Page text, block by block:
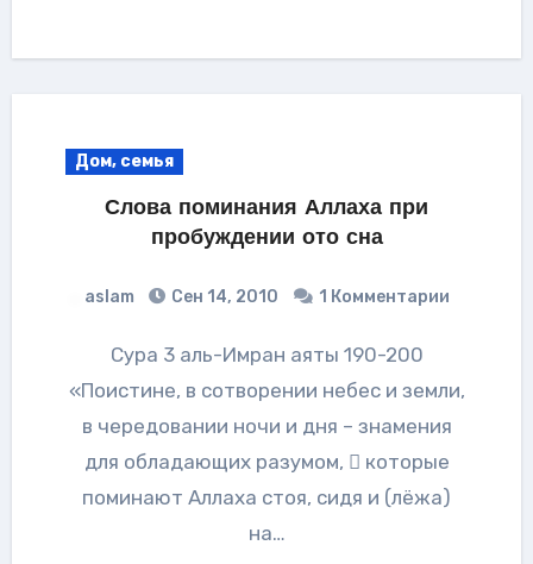
Дом, семья
Слова поминания Аллаха при
пробуждении ото сна
aslam Сен 14, 2010 1 Комментарии
Сура 3 аль-Имран аяты 190-200
«Поистине, в сотворении небес и земли,
в чередовании ночи и дня – знамения
для обладающих разумом,  которые
поминают Аллаха стоя, сидя и (лёжа)
на…